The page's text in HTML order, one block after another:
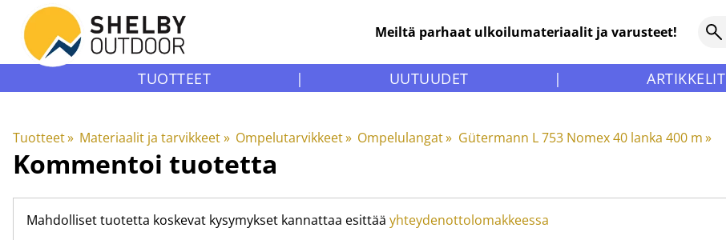
Meiltä parhaat ulkoilumateriaalit ja varusteet!
TUOTTEET | UUTUUDET | ARTIKKELIT
Tuotteet‪» Materiaalit ja tarvikkeet‪» Ompelutarvikkeet‪» Ompelulangat‪» Gütermann L 753 Nomex 40 lanka 400 m‪»
Kommentoi tuotetta
Mahdolliset tuotetta koskevat kysymykset kannattaa esittää yhteydenottolomakkeessa